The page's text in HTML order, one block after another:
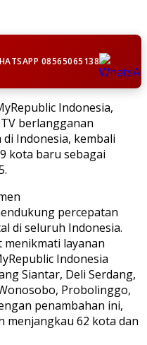
08565065138
Indonesia,
berlangganan
Indonesia, kembali
kota baru sebagai
percepatan
di seluruh Indonesia.
layanan
Indonesia
Siantar, Deli Serdang,
Probolinggo,
penambahan ini,
menjangkau 62 kota dan